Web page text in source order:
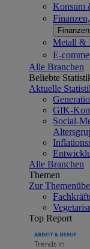
Konsum
Metall &
E-
Alle Branchen
Beliebte
Aktuelle
GfK-
Social-
Alle Branchen
Themen
Zur
Top Report